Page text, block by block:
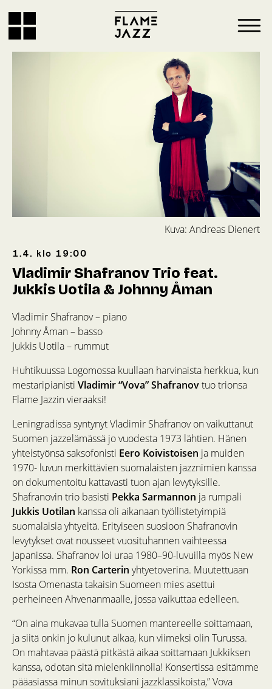
Kuva: Andreas Dienert
1.4. klo 19:00
Vladimir Shafranov Trio feat.
Jukkis Uotila & Johnny Åman
Vladimir Shafranov – piano
Johnny Åman – basso
Jukkis Uotila – rummut
Huhtikuussa Logomossa kuullaan harvinaista herkkua, kun
mestaripianisti Vladimir “Vova” Shafranovtuo trionsa
Flame Jazzin vieraaksi!
Leningradissa syntynyt Vladimir Shafranov on vaikuttanut
Suomen jazzelämässä jo vuodesta 1973 lähtien. Hänen
yhteistyönsä saksofonisti Eero Koivistoisen ja muiden
1970- luvun merkittävien suomalaisten jazznimien kanssa
on dokumentoitu kattavasti tuon ajan levytyksille.
Shafranovin trio basisti Pekka Sarmannon ja rumpali
Jukkis Uotilan kanssa oli aikanaan työllistetyimpiä
suomalaisia yhtyeitä. Erityiseen suosioon Shafranovin
levytykset ovat nousseet vuosituhannen vaihteessa
Japanissa. Shafranov loi uraa 1980–90-luvuilla myös New
Yorkissa mm. Ron Carterin yhtyetoverina. Muutettuaan
Isosta Omenasta takaisin Suomeen mies asettui
perheineen Ahvenanmaalle, jossa vaikuttaa edelleen.
“On aina mukavaa tulla Suomen mantereelle soittamaan,
ja siitä onkin jo kulunut alkaa, kun viimeksi olin Turussa.
On mahtavaa päästä pitkästä aikaa soittamaan Jukkiksen
kanssa, odotan sitä mielenkiinnolla! Konsertissa esitämme
pääasiassa minun sovituksiani jazzklassikoista,” Vova